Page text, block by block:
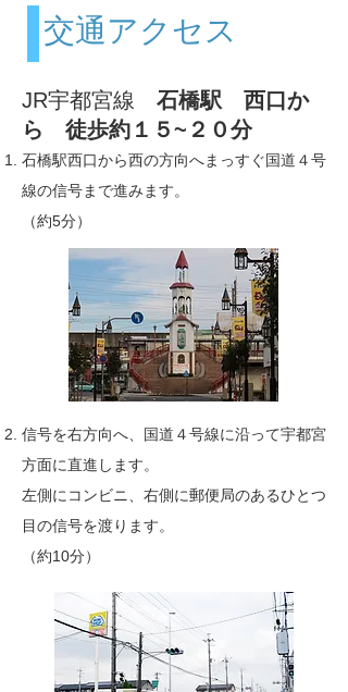
交通アクセス
JR宇都宮線 石橋駅 西口か
ら 徒歩約１５~２０分
石橋駅西口から西の方向へまっすぐ国道４号
線の信号まで進みます。
（約5分）
信号を右方向へ、国道４号線に沿って宇都宮
方面に直進します。
左側にコンビニ、右側に郵便局のあるひとつ
目の信号を渡ります。
（約10分）